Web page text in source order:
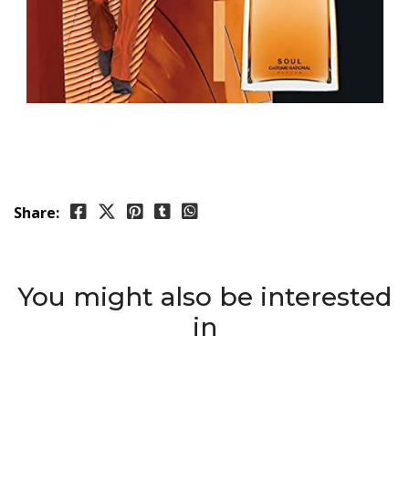
Share:
You might also be interested
in